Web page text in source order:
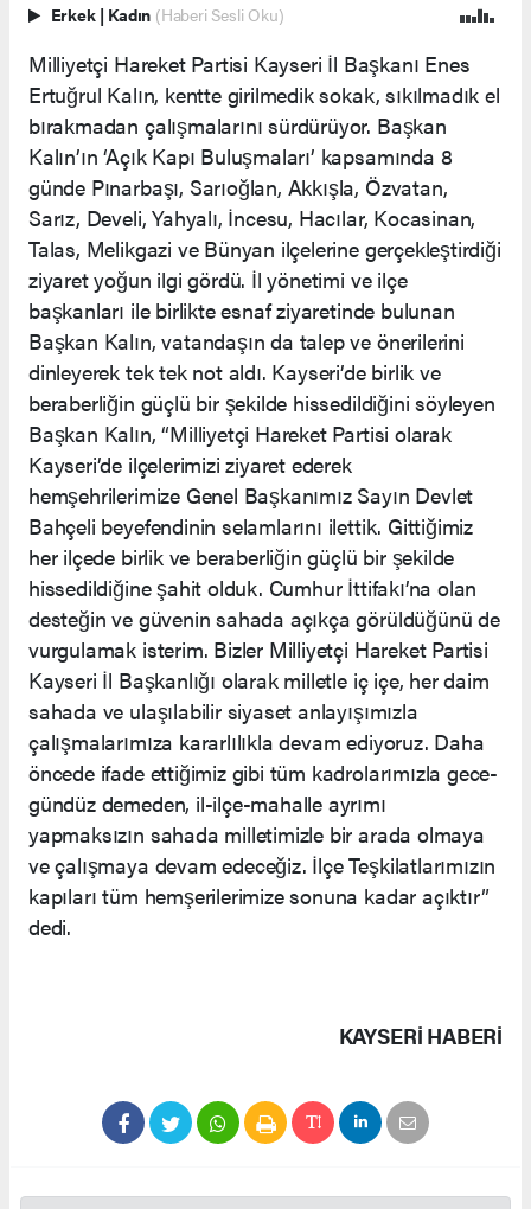
Erkek | Kadın (Haberi Sesli Oku)
Milliyetçi Hareket Partisi Kayseri İl Başkanı Enes
Ertuğrul Kalın, kentte girilmedik sokak, sıkılmadık el
bırakmadan çalışmalarını sürdürüyor. Başkan
Kalın’ın ‘Açık Kapı Buluşmaları’ kapsamında 8
günde Pınarbaşı, Sarıoğlan, Akkışla, Özvatan,
Sarız, Develi, Yahyalı, İncesu, Hacılar, Kocasinan,
Talas, Melikgazi ve Bünyan ilçelerine gerçekleştirdiği
ziyaret yoğun ilgi gördü. İl yönetimi ve ilçe
başkanları ile birlikte esnaf ziyaretinde bulunan
Başkan Kalın, vatandaşın da talep ve önerilerini
dinleyerek tek tek not aldı. Kayseri’de birlik ve
beraberliğin güçlü bir şekilde hissedildiğini söyleyen
Başkan Kalın, “Milliyetçi Hareket Partisi olarak
Kayseri’de ilçelerimizi ziyaret ederek
hemşehrilerimize Genel Başkanımız Sayın Devlet
Bahçeli beyefendinin selamlarını ilettik. Gittiğimiz
her ilçede birlik ve beraberliğin güçlü bir şekilde
hissedildiğine şahit olduk. Cumhur İttifakı’na olan
desteğin ve güvenin sahada açıkça görüldüğünü de
vurgulamak isterim. Bizler Milliyetçi Hareket Partisi
Kayseri İl Başkanlığı olarak milletle iç içe, her daim
sahada ve ulaşılabilir siyaset anlayışımızla
çalışmalarımıza kararlılıkla devam ediyoruz. Daha
öncede ifade ettiğimiz gibi tüm kadrolarımızla gece-
gündüz demeden, il-ilçe-mahalle ayrımı
yapmaksızın sahada milletimizle bir arada olmaya
ve çalışmaya devam edeceğiz. İlçe Teşkilatlarımızın
kapıları tüm hemşerilerimize sonuna kadar açıktır”
dedi.
KAYSERI HABERİ